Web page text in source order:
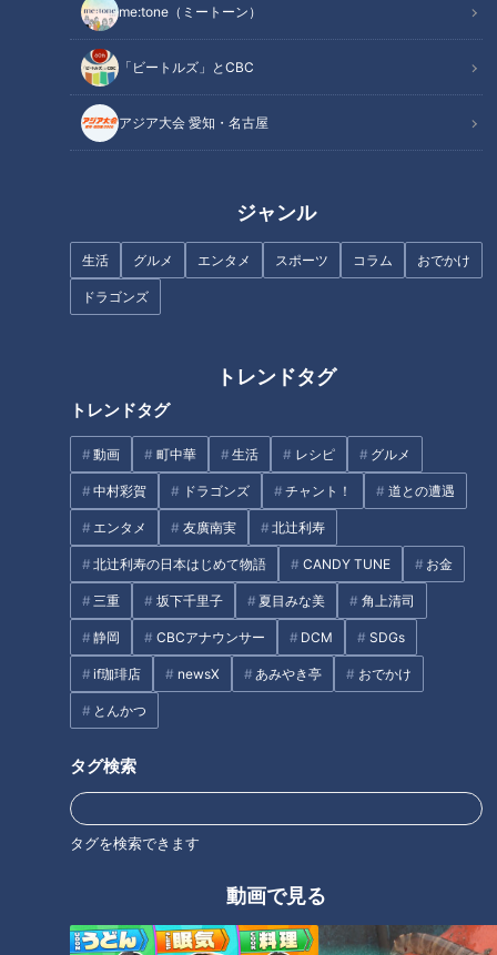
me:tone（ミートーン）
「ビートルズ」とCBC
アジア大会 愛知・名古屋
ジャンル
生活 グルメ エンタメ スポーツ コラム おでかけ
ドラゴンズ
トレンドタグ
トレンドタグ
動画 町中華 生活 レシピ グルメ
中村彩賀 ドラゴンズ チャント！ 道との遭遇
エンタメ 友廣南実 北辻利寿
北辻利寿の日本はじめて物語 CANDY TUNE お金
三重 坂下千里子 夏目みな美 角上清司
静岡 CBCアナウンサー DCM SDGs
if珈琲店 newsX あみやき亭 おでかけ
とんかつ
タグ検索
タグを検索できます
動画で見る
来季に向け、出でよ孝行息子
「サンデードラゴンズ」より辻本倫太郎選手(C)CBCテレビ
来シーズンの逆襲を誓い「実り多き秋に」と始まった秋季練
習。若手選手は皆、この上ないチャンスと野球人生をかける意
気込みでスキルを高め、レギュラークラスを脅かす存在が一人
でも多く現れて欲しい。そう期待するのは首脳陣ばかりでな
く、ドラファンすべてと受け取ってもらっても良いだろう。球
団あげて来年こそはAクラス入りというちっぽけな目標ではな
く、17年ぶりの日本一を目指すぐらいの意気込みで励んでもら
いたいと願うばかりだ。
さて11月12日放送回のサンドラは、来シーズンの新戦力として
本倫太郎内野手、そしてストレートで押しまくる投球スタイル
が魅力の6位指名された加藤竜馬投手がゲスト出演。2人の素
顔に迫り、プロ入りへの意気込みを語った。
笑顔が売りの世代ナンバーワン遊撃手